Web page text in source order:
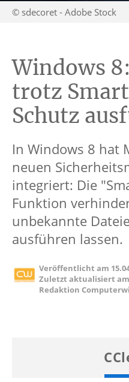
© sdecoret - Adobe Stock
Windows
trotz
Schutz
In Windows 8 hat
neuen
integriert: Die
Funktion
unbekannte
ausführen lassen.
Veröffentlicht am
Zuletzt aktualisiert am
Redaktion